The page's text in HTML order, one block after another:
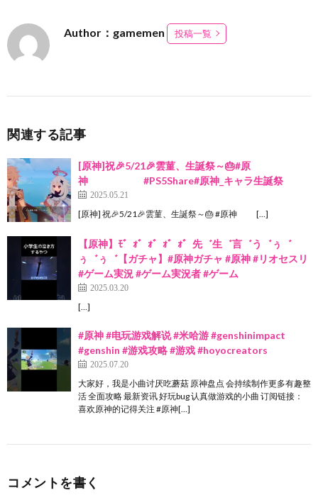
Author：gamemen 投稿一覧
関連する記事
[原神]祝🎉5/21🎉雲菫、生誕祭～🎂#原
神 #PS5Share#原神_キャラ生誕祭
2025.05.21
[原神] 祝🎉5/21🎉雲菫、生誕祭～🎂 #原神 […]
【原神】ﾓ゛ｫ゛ｫ゛ｫ゛ｫ゛先゛生゛言゛う゛ぅ゛
ぅ゛ぅ゛【ガチャ】#原神ガチャ #原神 #リオセスリ
#ゲーム実況 #ゲーム実況者 #ゲーム
2025.03.20
[…]
#原神 #电玩游戏解说 #米哈游 #genshinimpact
#genshin #游戏攻略 #游戏 #hoyocreators
2025.07.20
大家好，我是小曲讨厌吃蘑菇 原神盘点 会持续制作更多有趣整
活 全面攻略 最新资讯 好玩bug 认真做游戏的小曲 订阅链接：
喜欢原神的记得关注 #原神[…]
コメントを書く